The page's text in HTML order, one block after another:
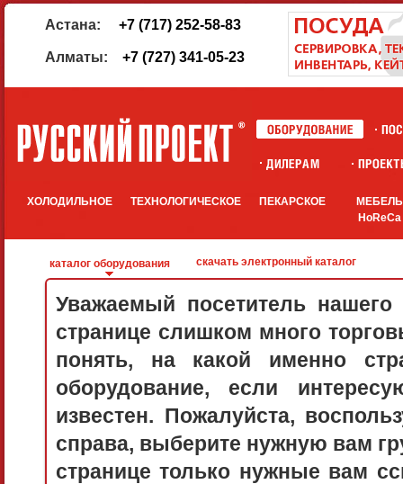
Астана: +7 (717) 252-58-83
Алматы: +7 (727) 341-05-23
ХОЛОДИЛЬНОЕ ТЕХНОЛОГИЧЕСКОЕ ПЕКАРСКОЕ
МЕБЕЛЬ
HoReCa
каталог оборудования скачать электронный каталог
Уважаемый посетитель
странице слишком много
понять, на какой именно
оборудование, если
известен. Пожалуйста,
справа, выберите нужную вам
странице только нужные вам